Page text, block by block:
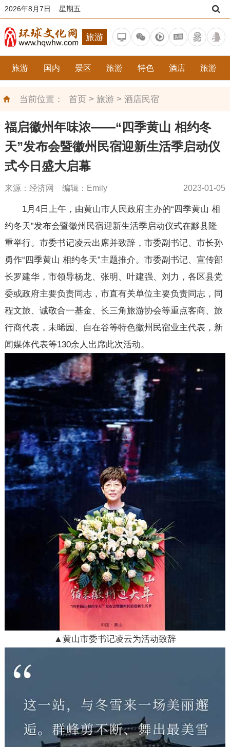
2026年8月7日 星期五
旅游
旅游 国内 景区 旅游 特色 酒店 旅游
当前位置： 首页> 旅游 > 酒店民宿
福启徽州年味浓——“四季黄山 相约冬
天”发布会暨徽州民宿迎新生活季启动仪
式今日盛大启幕
来源：经济网 编辑：Emily 2023-01-05
1月4日上午，由黄山市人民政府主办的“四季黄山 相
约冬天”发布会暨徽州民宿迎新生活季启动仪式在黟县隆
重举行。市委书记凌云出席并致辞，市委副书记、市长孙
勇作“四季黄山 相约冬天”主题推介。市委副书记、宣传部
长罗建华，市领导杨龙、张明、叶建强、刘力，各区县党
委或政府主要负责同志，市直有关单位主要负责同志，同
程文旅、诚敬合一基金、长三角旅游协会等重点客商、旅
行商代表，未晞园、自在谷等特色徽州民宿业主代表，新
闻媒体代表等130余人出席此次活动。
▲黄山市委书记凌云为活动致辞